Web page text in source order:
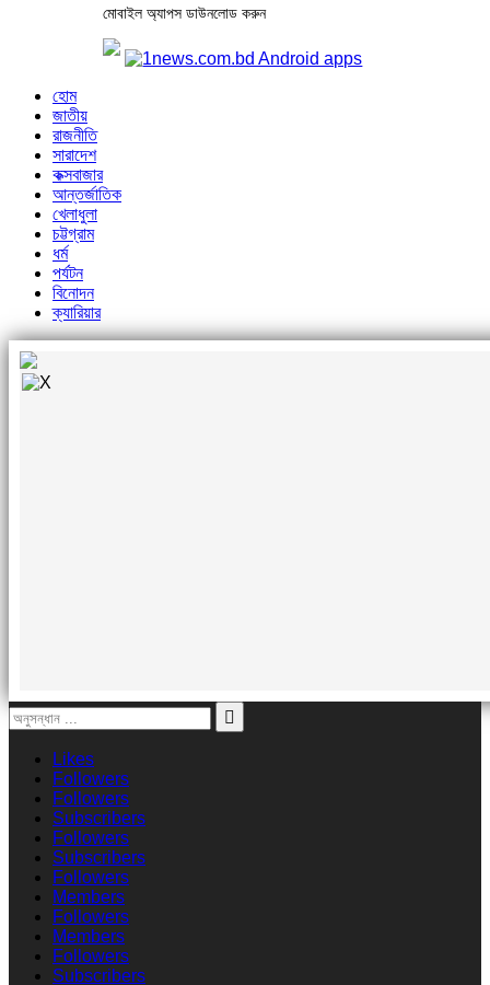
মোবাইল অ্যাপস ডাউনলোড করুন
হোম
জাতীয়
রাজনীতি
সারাদেশ
কক্সবাজার
আন্তর্জাতিক
খেলাধুলা
চট্টগ্রাম
ধর্ম
পর্যটন
বিনোদন
ক্যারিয়ার
Likes
Followers
Followers
Subscribers
Followers
Subscribers
Followers
Members
Followers
Members
Followers
Subscribers